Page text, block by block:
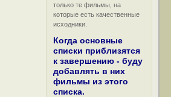
только те фильмы, на
которые есть качественные
исходники.
Когда основные
списки приблизятся
к завершению - буду
добавлять в них
фильмы из этого
списка.